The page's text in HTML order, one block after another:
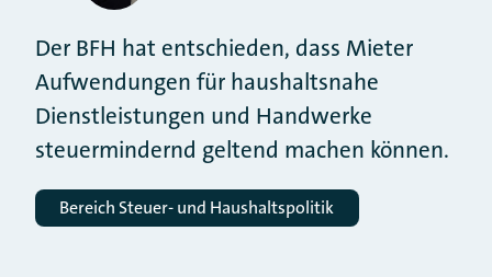
Der BFH hat entschieden, dass Mieter
Aufwendungen für haushaltsnahe
Dienstleistungen und Handwerke
steuermindernd geltend machen können.
Bereich Steuer- und Haushaltspolitik